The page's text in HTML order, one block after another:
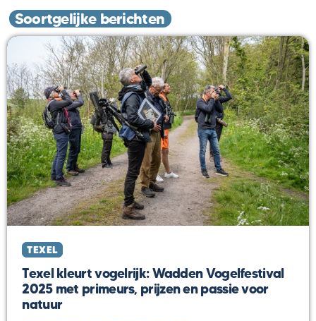
Soortgelijke berichten
TEXEL
Texel kleurt vogelrijk: Wadden Vogelfestival
2025 met primeurs, prijzen en passie voor
natuur